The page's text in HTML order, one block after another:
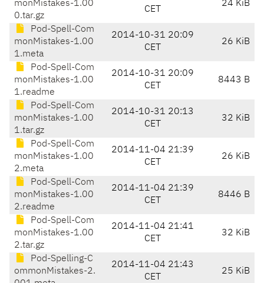
monMistakes-1.00
0.tar.gz
CET
24 KiB
Pod-Spell-Com
monMistakes-1.00
1.meta
2014-10-31 20:09
CET
26 KiB
Pod-Spell-Com
monMistakes-1.00
1.readme
2014-10-31 20:09
CET
8443 B
Pod-Spell-Com
monMistakes-1.00
1.tar.gz
2014-10-31 20:13
CET
32 KiB
Pod-Spell-Com
monMistakes-1.00
2.meta
2014-11-04 21:39
CET
26 KiB
Pod-Spell-Com
monMistakes-1.00
2.readme
2014-11-04 21:39
CET
8446 B
Pod-Spell-Com
monMistakes-1.00
2.tar.gz
2014-11-04 21:41
CET
32 KiB
Pod-Spelling-C
ommonMistakes-2.
2014-11-04 21:43
CET
25 KiB